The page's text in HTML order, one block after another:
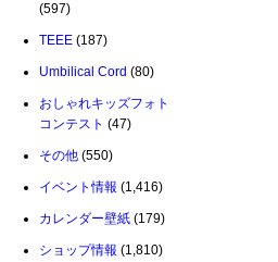
(597)
TEEE (187)
Umbilical Cord (80)
おしゃれキッズフォト
コンテスト (47)
その他 (550)
イベント情報 (1,416)
カレンダー壁紙 (179)
ショップ情報 (1,810)